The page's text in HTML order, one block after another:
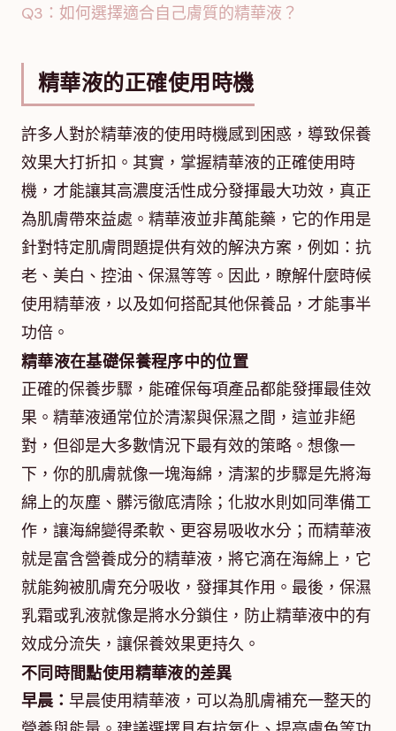
Q3：如何選擇適合自己膚質的精華液？
精華液的正確使用時機
許多人對於精華液的使用時機感到困惑，導致保養
效果大打折扣。其實，掌握精華液的正確使用時
機，才能讓其高濃度活性成分發揮最大功效，真正
為肌膚帶來益處。精華液並非萬能藥，它的作用是
針對特定肌膚問題提供有效的解決方案，例如：抗
老、美白、控油、保濕等等。因此，瞭解什麼時候
使用精華液，以及如何搭配其他保養品，才能事半
功倍。
精華液在基礎保養程序中的位置
正確的保養步驟，能確保每項產品都能發揮最佳效
果。精華液通常位於清潔與保濕之間，這並非絕
對，但卻是大多數情況下最有效的策略。想像一
下，你的肌膚就像一塊海綿，清潔的步驟是先將海
綿上的灰塵、髒污徹底清除；化妝水則如同準備工
作，讓海綿變得柔軟、更容易吸收水分；而精華液
就是富含營養成分的精華液，將它滴在海綿上，它
就能夠被肌膚充分吸收，發揮其作用。最後，保濕
乳霜或乳液就像是將水分鎖住，防止精華液中的有
效成分流失，讓保養效果更持久。
不同時間點使用精華液的差異
早晨： 早晨使用精華液，可以為肌膚補充一整天的